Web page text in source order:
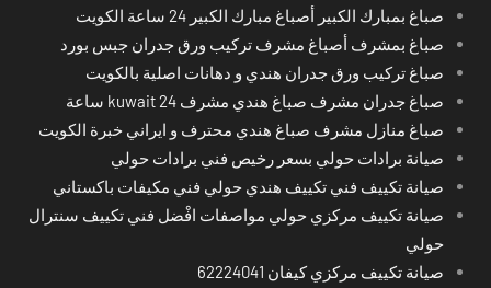
صباغ بمبارك الكبير أصباغ مبارك الكبير 24 ساعة الكويت
صباغ بمشرف أصباغ مشرف تركيب ورق جدران جبس بورد
صباغ تركيب ورق جدران هندي و دهانات اصلية بالكويت
صباغ جدران مشرف صباغ هندي مشرف kuwait 24 ساعة
صباغ منازل مشرف صباغ هندي محترف و ايراني خبرة الكويت
صيانة برادات حولي بسعر رخيص فني برادات حولي
صيانة تكييف فني تكييف هندي حولي فني مكيفات باكستاني
صيانة تكييف مركزي حولي مواصفات افْضل فني تكييف سنترال
حولي
صيانة تكييف مركزي كيفان 62224041